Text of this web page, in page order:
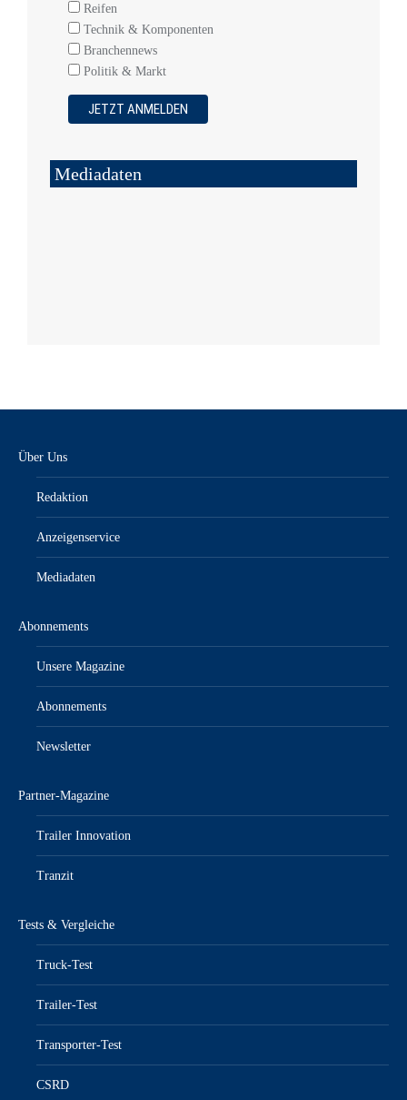
Reifen
Technik & Komponenten
Branchennews
Politik & Markt
Mediadaten
Über Uns
Redaktion
Anzeigenservice
Mediadaten
Abonnements
Unsere Magazine
Abonnements
Newsletter
Partner-Magazine
Trailer Innovation
Tranzit
Tests & Vergleiche
Truck-Test
Trailer-Test
Transporter-Test
CSRD